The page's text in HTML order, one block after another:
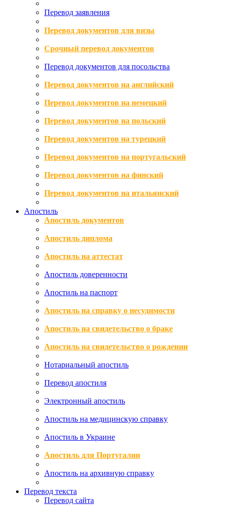
Перевод заявления
Перевод документов для визы
Срочный перевод документов
Перевод документов для посольства
Перевод документов на английский
Перевод документов на немецкий
Перевод документов на польский
Перевод документов на турецкий
Перевод документов на португальский
Перевод документов на финский
Перевод документов на итальянский
Апостиль
Апостиль документов
Апостиль диплома
Апостиль на аттестат
Апостиль доверенности
Апостиль на паспорт
Апостиль на справку о несудимости
Апостиль на свидетельство о браке
Апостиль на свидетельство о рождении
Нотариальный апостиль
Перевод апостиля
Электронный апостиль
Апостиль на медицинскую справку
Апостиль в Украине
Апостиль для Португалии
Апостиль на архивную справку
Перевод текста
Перевод сайта